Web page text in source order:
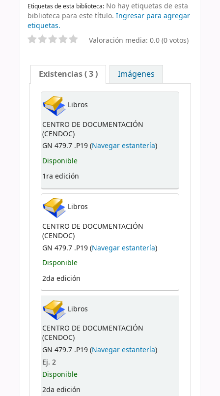
Etiquetas de esta biblioteca: No hay etiquetas de esta
biblioteca para este título. Ingresar para agregar
etiquetas.
Valoración media: 0.0 (0 votos)
Existencias( 3 ) Imágenes
Libros
CENTRO DE DOCUMENTACIÓN
(CENDOC)
GN 479.7 .P19 (Navegar estantería)
Disponible
1ra edición
Libros
CENTRO DE DOCUMENTACIÓN
(CENDOC)
GN 479.7 .P19 (Navegar estantería)
Disponible
2da edición
Libros
CENTRO DE DOCUMENTACIÓN
(CENDOC)
GN 479.7 .P19 (Navegar estantería)
Ej. 2
Disponible
2da edición